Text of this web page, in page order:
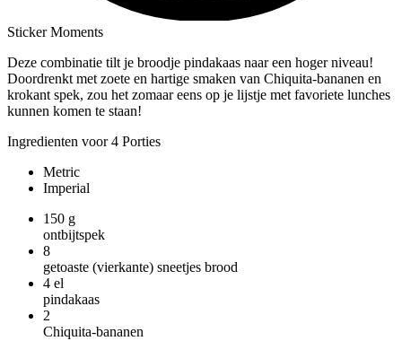
Sticker Moments
Deze combinatie tilt je broodje pindakaas naar een hoger niveau!
Doordrenkt met zoete en hartige smaken van Chiquita-bananen en
krokant spek, zou het zomaar eens op je lijstje met favoriete lunches
kunnen komen te staan!
Ingredienten voor 4 Porties
Metric
Imperial
150 g
ontbijtspek
8
getoaste (vierkante) sneetjes brood
4 el
pindakaas
2
Chiquita-bananen